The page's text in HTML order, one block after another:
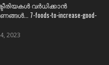
വര്‍ധിക്കാന്‍
7-foods-to-increase-good-
2023